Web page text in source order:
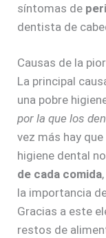
síntomas de
dentista de
Causas de la
La principal
una pobre
por la que los
vez más hay
higiene dental
de cada comida
la importancia
Gracias a este
restos de